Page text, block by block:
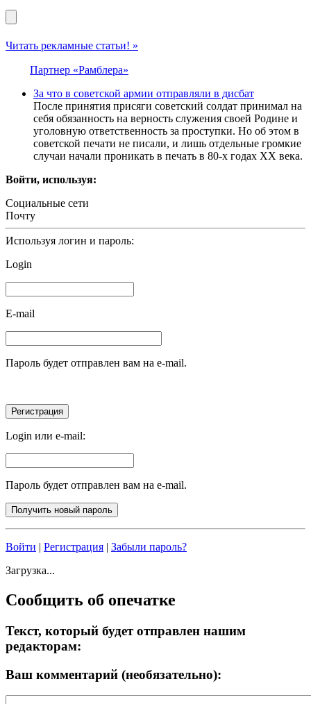
Читать рекламные статьи! »
Партнер «Рамблера»
За что в советской армии отправляли в дисбат
После принятия присяги советский солдат принимал на
себя обязанность на верность служения своей Родине и
уголовную ответственность за проступки. Но об этом в
советской печати не писали, и лишь отдельные громкие
случаи начали проникать в печать в 80-х годах XX века.
Войти, используя:
Социальные сети
Почту
Используя логин и пароль:
Login
E-mail
Пароль будет отправлен вам на e-mail.
Login или e-mail:
Пароль будет отправлен вам на e-mail.
Войти | Регистрация | Забыли пароль?
Загрузка...
Сообщить об опечатке
Текст, который будет отправлен нашим
редакторам:
Ваш комментарий (необязательно):